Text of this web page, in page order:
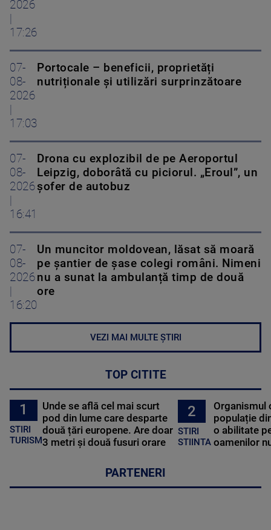
2026
17:26
07-
08-
2026
17:03
Portocale – beneficii, proprietăți
nutriționale și utilizări surprinzătoare
07-
08-
2026
16:41
Drona cu explozibil de pe Aeroportul
Leipzig, doborâtă cu piciorul. „Eroul”, un
șofer de autobuz
07-
08-
2026
16:20
Un muncitor moldovean, lăsat să moară
pe șantier de șase colegi români. Nimeni
nu a sunat la ambulanță timp de două
ore
VEZI MAI MULTE ȘTIRI
TOP CITITE
1
STIRI
TURISM
Unde se află cel mai scurt
pod din lume care desparte
două țări europene. Are doar
3 metri și două fusuri orare
2
STIRI
STIINTA
Organismul
populație
o abilitate
oamenilor
PARTENERI